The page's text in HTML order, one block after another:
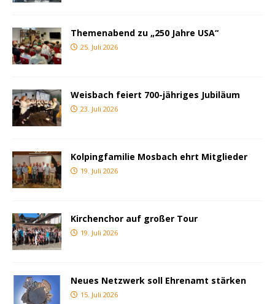
Themenabend zu „250 Jahre USA“
25. Juli 2026
Weisbach feiert 700-jähriges Jubiläum
23. Juli 2026
Kolpingfamilie Mosbach ehrt Mitglieder
19. Juli 2026
Kirchenchor auf großer Tour
19. Juli 2026
Neues Netzwerk soll Ehrenamt stärken
15. Juli 2026